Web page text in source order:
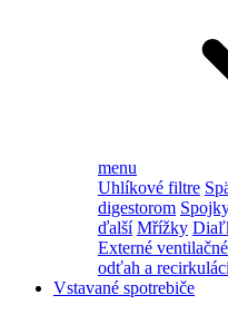
menu
Uhlíkové filtre
digestorom
ďalší Mřížky
Externé
odťah a
Vstavané spotrebiče